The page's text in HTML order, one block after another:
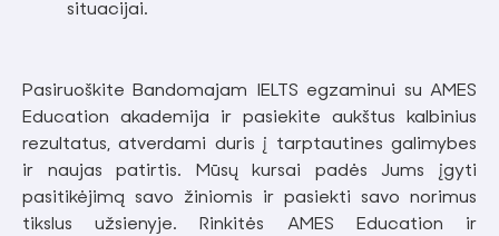
situacijai.
Pasiruoškite Bandomajam IELTS egzaminui su AMES
Education akademija ir pasiekite aukštus kalbinius
rezultatus, atverdami duris į tarptautines galimybes
ir naujas patirtis. Mūsų kursai padės Jums įgyti
pasitikėjimą savo žiniomis ir pasiekti savo norimus
tikslus užsienyje. Rinkitės AMES Education ir